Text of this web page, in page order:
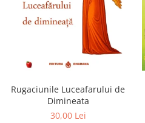
Rugaciunile Luceafarului de
Dimineata
30,00 Lei